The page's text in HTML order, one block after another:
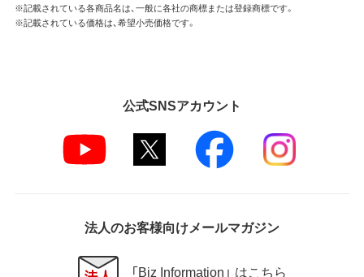
※記載されている各商品名は、一般に各社の商標または登録商標です。
※記載されている価格は、希望小売価格です。
公式SNSアカウント
法人のお客様向けメールマガジン
「Biz Information」 はこちら